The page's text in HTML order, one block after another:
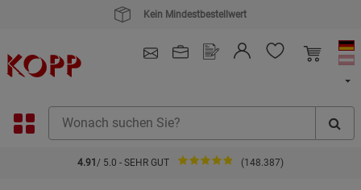
4.91 / 5.0 - SEHR GUT (148.387)